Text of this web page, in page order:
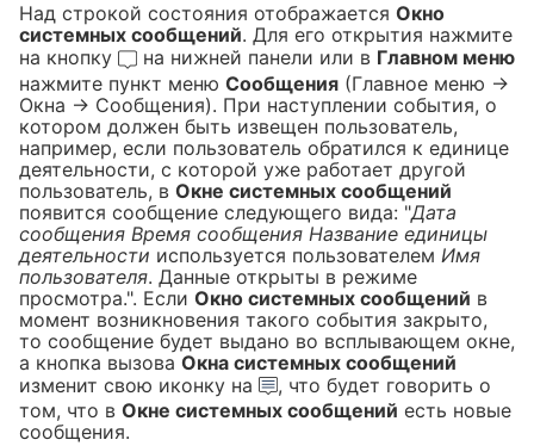
Над строкой состояния отображается Окно
системных сообщений. Для его открытия нажмите
на кнопку
на нижней панели или в Главном меню
нажмите пункт меню Сообщения (Главное меню →
Окна → Сообщения). При наступлении события, о
котором должен быть извещен пользователь,
например, если пользователь обратился к единице
деятельности, с которой уже работает другой
пользователь, в Окне системных сообщений
появится сообщение следующего вида: "Дата
сообщения Время сообщения Название единицы
деятельности используется пользователем Имя
пользователя. Данные открыты в режиме
просмотра.". Если Окно системных сообщений в
момент возникновения такого события закрыто,
то сообщение будет выдано во всплывающем окне,
а кнопка вызова Окна системных сообщений
изменит свою иконку на
, что будет говорить о
том, что в Окне системных сообщений есть новые
сообщения.